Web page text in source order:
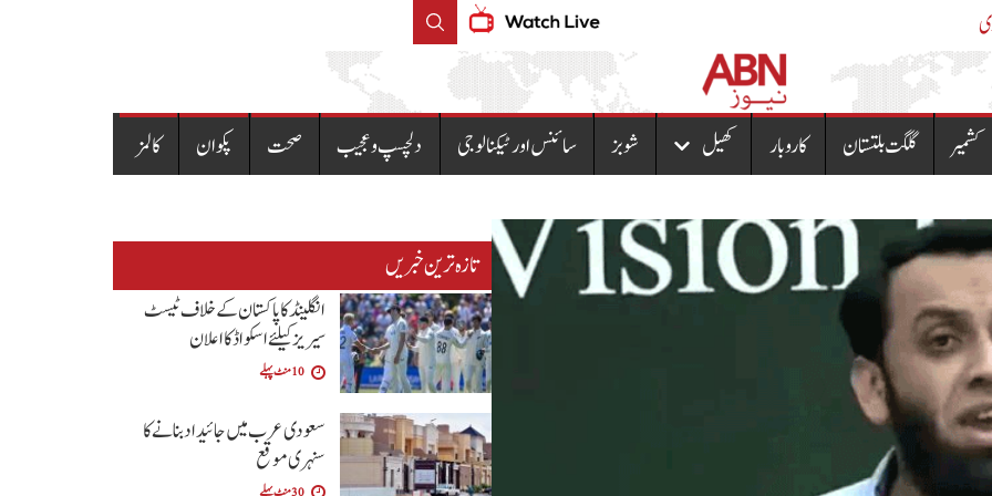
ملک بھرمیں چہلم امام حسینؓ وشہداء کربلا عقیدت واحترم سے منایا جارہا ہے قیمتوں کا نوٹیفکیشن جاری
کشمیر گلگت بلتستان کاروبار کھیل شوبز سائنس اور ٹیکنالوجی دلچسپ و عجیب صحت پکوان کالمز
تازہ ترین خبریں
انگلینڈ کا پاکستان کے خلاف ٹیسٹ
سیریز کیلئے اسکواڈ کا اعلان
10 منٹ پہلے
سعودی عرب میں جائیداد بنانے کا
سنہری موقع